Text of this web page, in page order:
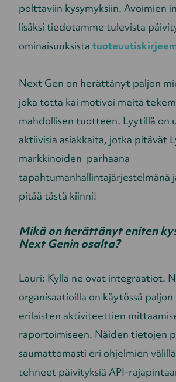
polttaviin kysymyksiin. Avoimien
lisäksi tiedotamme tulevista
ominaisuuksista
Next Gen on herättänyt paljon
joka totta kai motivoi meitä
mahdollisen tuotteen. Lyytillä on
aktiivisia asiakkaita, jotka pitävät
markkinoiden parhaana
tapahtumanhallintajärjestelmänä
pitää tästä kiinni!
Mikä on herättänyt eniten
Next Genin osalta?
Lauri: Kyllä ne ovat integraatiot.
organisaatioilla on käytössä
erilaisten aktiviteettien
raportoimiseen. Näiden tietojen
saumattomasti eri ohjelmien
tehneet päivityksiä API-